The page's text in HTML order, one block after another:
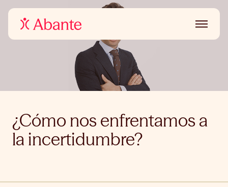
¿Cómo nos enfrentamos a
la incertidumbre?